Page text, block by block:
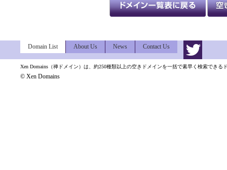
Domain List About Us News Contact Us
Xen Domains（禅ドメイン）は、約250種類以上の空きドメインを一括で素早く検索できる
© Xen Domains